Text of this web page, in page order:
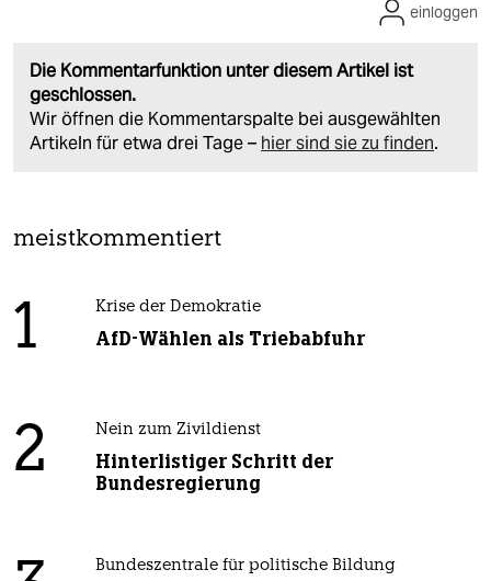
Die Kommentarfunktion unter diesem Artikel ist
geschlossen.
Wir öffnen die Kommentarspalte bei ausgewählten
Artikeln für etwa drei Tage – hier sind sie zu finden.
einloggen
meistkommentiert
1 Krise der Demokratie
AfD-Wählen als Triebabfuhr
2 Nein zum Zivildienst
Hinterlistiger Schritt der
Bundesregierung
Bundeszentrale für politische Bildung